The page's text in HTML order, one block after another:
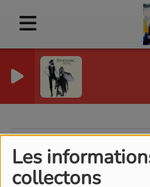
Les
collectons